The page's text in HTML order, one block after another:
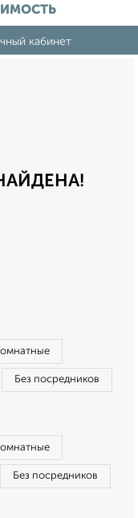
кабинет
Без посредников
Без посредников